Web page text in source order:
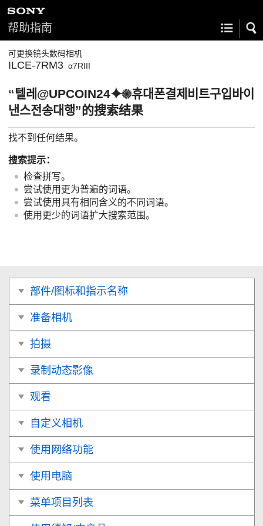
帮助指南
可更换镜头数码相机
ILCE-7RM3 α7RIII
“텔레@UPCOIN24⯌✺휴대폰결제비트구입바이
낸스전송대행”的搜索结果
找不到任何结果。
搜索提示：
检查拼写。
尝试使用更为普遍的词语。
尝试使用具有相同含义的不同词语。
使用更少的词语扩大搜索范围。
部件/图标和指示名称
准备相机
拍摄
录制动态影像
观看
自定义相机
使用网络功能
使用电脑
菜单项目列表